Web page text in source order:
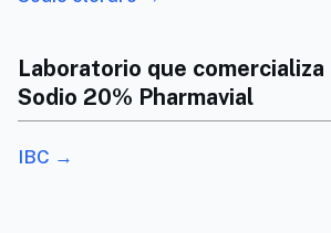
Laboratorio que comercializa
Sodio 20% Pharmavial
IBC →